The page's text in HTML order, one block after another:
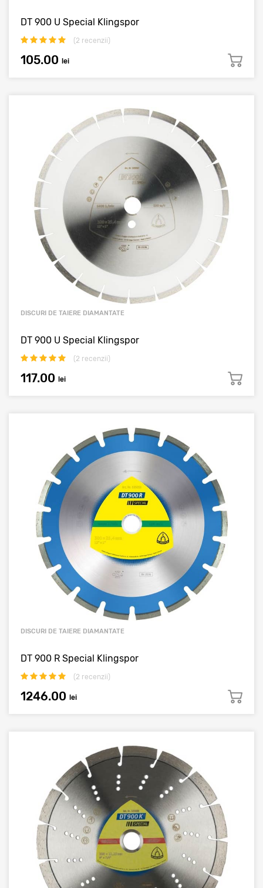
DT 900 U Special Klingspor
(2 recenzii)
105.00 lei
DISCURI DE TAIERE DIAMANTATE
DT 900 U Special Klingspor
(2 recenzii)
117.00 lei
DISCURI DE TAIERE DIAMANTATE
DT 900 R Special Klingspor
(2 recenzii)
1246.00 lei